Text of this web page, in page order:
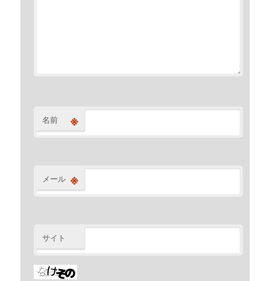
名前 ※
メール ※
サイト